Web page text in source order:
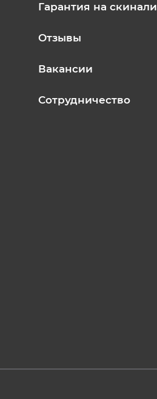
Гарантия на скинали
Отзывы
Вакансии
Сотрудничество